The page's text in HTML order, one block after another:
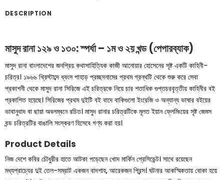
DESCRIPTION
মাসুদ রানা ১২৯ ও ১৩০: স্পর্ধা – ১ম ও ২য় খন্ড (পেপারব্যাক)
মাসুদ রানা বাংলাদেশের জনপ্রিয় কথাসাহিত্যিক কাজী আনোয়ার হোসেনের সৃষ্ট একটি কাহিনী-
চরিত্র। ১৯৬৬ খ্রিস্টাব্দে ধ্বংস পাহাড় প্রচ্ছদনামের প্রথম গ্রন্থটি থেকে শুরু করে সেবা
প্রকাশনী থেকে মাসুদ রানা সিরিজে এই চরিত্রকে নিয়ে চার শতাধিক গুপ্তচরবৃত্তীয় কাহিনীর বই
প্রকাশিত হয়েছে। সিরিজের প্রথম দুইটি বই বাদে বাকিগুলো ইংরেজি ও অন্যান্য ভাষার বইয়ের
ভাবানুবাদ বা ছায়া অবলম্বনে রচিত। মাসুদ রানার চরিত্রটিকে মূলত ইয়ান ফ্লেমিংয়ের সৃষ্ট জেমস
বন্ড চরিত্রটির বাঙালি সংস্করণ হিসেবে গণ্য করা হয়।
Product Details
নিজ দেশে কবির চৌধুরীর হাতে আটকা পড়েছেন খােদ মার্কিন প্রেসিডেন্ট। সাথে রয়েছেন
মধ্যপ্রাচ্যের দুই তেল-সম্রাট একজন বাদশাহ, আরেকজন প্রিন্স। ঘটনার আকস্মিকতায় বােকা হয়ে